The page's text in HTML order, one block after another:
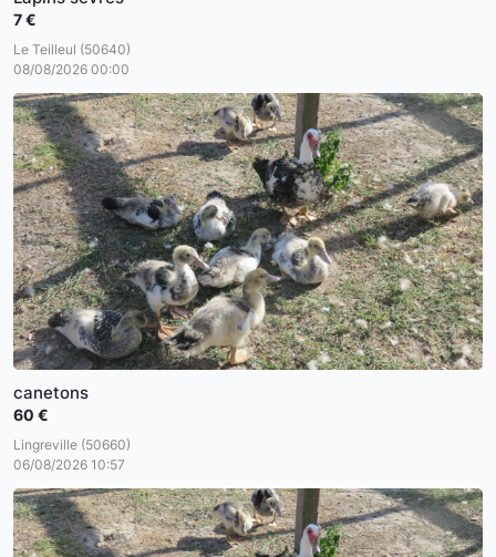
7 €
Le Teilleul (50640)
08/08/2026 00:00
canetons
60 €
Lingreville (50660)
06/08/2026 10:57